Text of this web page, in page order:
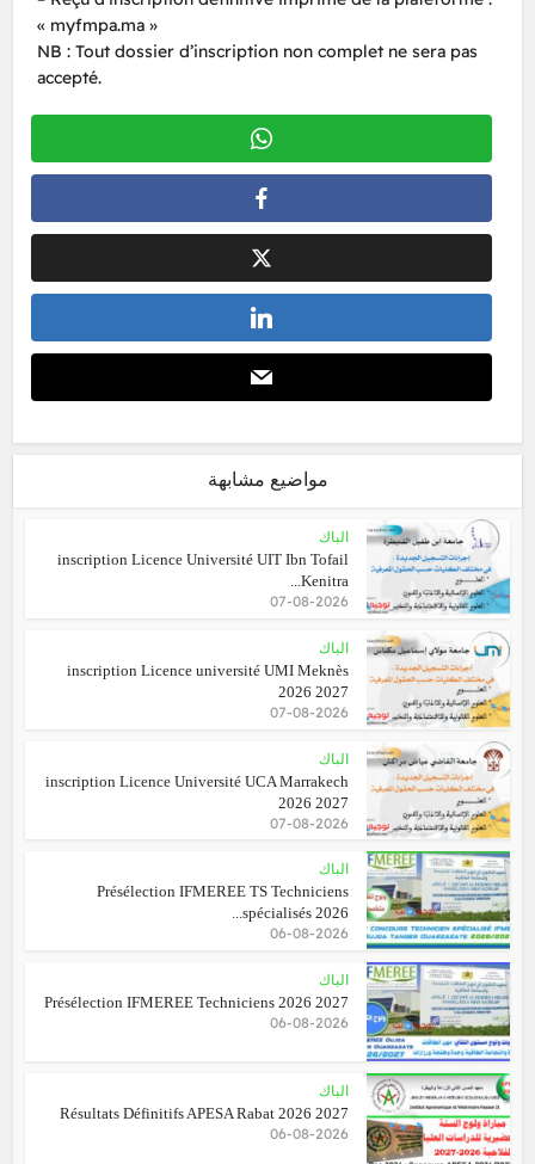
« myfmpa.ma »
NB : Tout dossier d’inscription non complet ne sera pas
accepté.
مواضيع مشابهة
الباك
inscription Licence Université UIT Ibn Tofail
Kenitra...
07-08-2026
الباك
inscription Licence université UMI Meknès
2026 2027
07-08-2026
الباك
inscription Licence Université UCA Marrakech
2026 2027
07-08-2026
الباك
Présélection IFMEREE TS Techniciens
spécialisés 2026...
06-08-2026
الباك
Présélection IFMEREE Techniciens 2026 2027
06-08-2026
الباك
Résultats Définitifs APESA Rabat 2026 2027
06-08-2026